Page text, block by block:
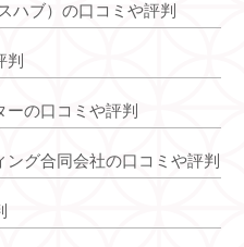
ハブ）の口コミや評判
判
の口コミや評判
グ合同会社の口コミや評判